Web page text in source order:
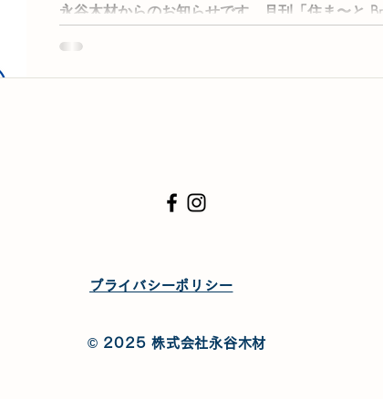
雨漏り補修の注意点
永谷木材からのお知らせです。月刊「住ま〜と
とBridge 6月号 今月号のポイント 今月のトピック
東情勢の影響で、建設資材の「価格高騰」や「
のテーマ：「2026年の経済産業省と環境省のZEH
が不足し、雨漏り補修ができない場合」（秋野弁
今月のトピックス 全国調査のアンケート結果とし
る」と感じる業者が多い、という状況が紹介され
プライバシーポリシー
© 2025 株式会社永谷木材